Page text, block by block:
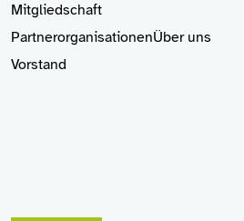
Mitgliedschaft
PartnerorganisationenÜber uns
Vorstand